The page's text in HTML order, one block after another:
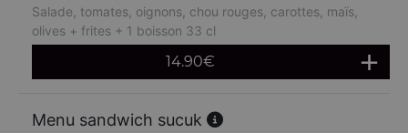
Salade, tomates, oignons, chou rouges, carottes, maïs,
olives + frites + 1 boisson 33 cl
14.90€
Menu sandwich sucuk